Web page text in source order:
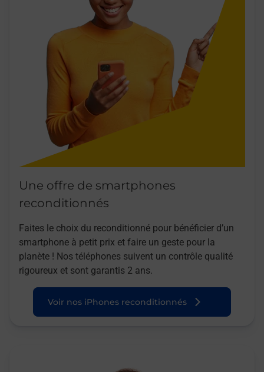
Une offre de smartphones
reconditionnés
Faites le choix du reconditionné pour bénéficier d’un
smartphone à petit prix et faire un geste pour la
planète ! Nos téléphones suivent un contrôle qualité
rigoureux et sont garantis 2 ans.
Voir nos iPhones reconditionnés